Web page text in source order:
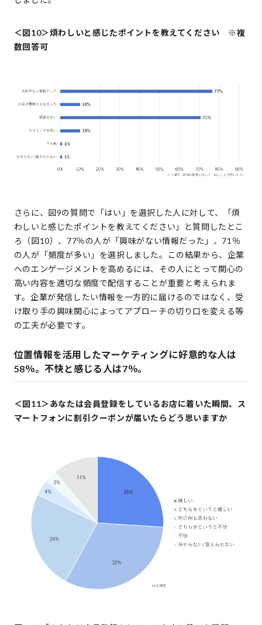
＜図10＞煩わしいと感じたポイントを教えてください ※複
数回答可
さらに、図9の質問で「はい」を選択した人に対して、「煩
わしいと感じたポイントを教えてください」と質問したとこ
ろ（図10）、77％の人が「興味がない情報だった」、71％
の人が「頻度が多い」を選択しました。この結果から、企業
へのエンゲージメントを高めるには、その人にとって関心の
高い内容を適切な頻度で配信することが重要と考えられま
す。企業が発信したい情報を一方的に届けるのではなく、受
け取り手の興味関心によってアプローチの切り口を変える等
の工夫が必要です。
位置情報を活用したマーケティングに好意的な人は
58％。不快と感じる人は7％。
＜図11＞あなたは会員登録をしているお店に着いた瞬間、ス
マートフォンに割引クーポンが届いたらどう思いますか